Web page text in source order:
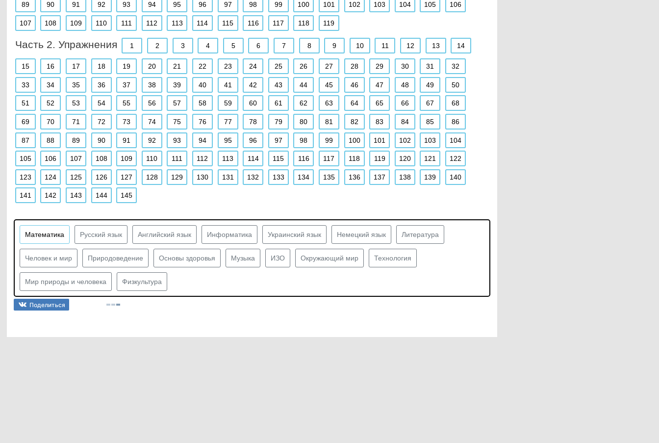
89 90 91 92 93 94 95 96 97 98 99 100 101 102 103 104 105 106
107 108 109 110 111 112 113 114 115 116 117 118 119
Часть 2. Упражнения 1 2 3 4 5 6 7 8 9 10 11 12 13 14
15 16 17 18 19 20 21 22 23 24 25 26 27 28 29 30 31 32
33 34 35 36 37 38 39 40 41 42 43 44 45 46 47 48 49 50
51 52 53 54 55 56 57 58 59 60 61 62 63 64 65 66 67 68
69 70 71 72 73 74 75 76 77 78 79 80 81 82 83 84 85 86
87 88 89 90 91 92 93 94 95 96 97 98 99 100 101 102 103 104
105 106 107 108 109 110 111 112 113 114 115 116 117 118 119 120 121 122
123 124 125 126 127 128 129 130 131 132 133 134 135 136 137 138 139 140
141 142 143 144 145
Математика Русский язык Английский язык Информатика Украинский язык Немецкий язык Литература
Человек и мир Природоведение Основы здоровья Музыка ИЗО Окружающий мир Технология
Мир природы и человека Физкультура
Поделиться